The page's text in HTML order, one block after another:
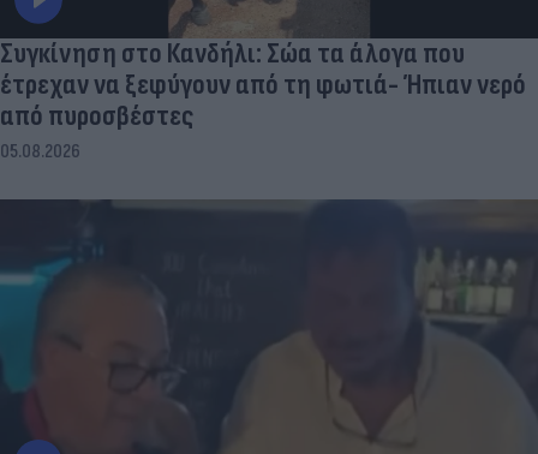
Συγκίνηση στο Κανδήλι: Σώα τα άλογα που
έτρεχαν να ξεφύγουν από τη φωτιά- Ήπιαν νερό
από πυροσβέστες
05.08.2026